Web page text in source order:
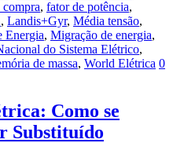
compra, fator de potência,
, Landis+Gyr, Média tensão,
Energia, Migração de energia,
do Sistema Elétrico,
de massa, World Elétrica 0
Como se
Substituído